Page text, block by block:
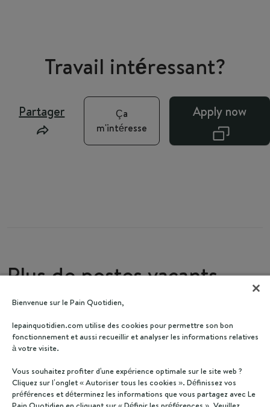
Travail intéressant?
Partager
Ça
m'intéresse
Apply now
Plus de postes vacants
Bienvenue sur le Pain Quotidien,
lepainquotidien.com utilise des cookies pour permettre son bon
fonctionnement et aussi recueillir et analyser les informations relatives
à votre visite.
Vous souhaitez profiter d'une expérience optimale sur le site web ?
Cliquez sur l’onglet « Autoriser tous les cookies ». Définissez vos
préférences et déterminez les informations que vous partagez avec Le